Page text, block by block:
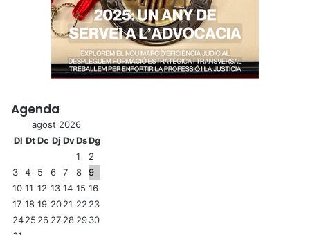
Agenda
agost 2026
Dl DtDc Dj DvDsDg
1
2
3
4 5 6 7 8
9
10 11 12 13 14 15 16
17 18 19 2021 22 23
2425 26 27 28 2930